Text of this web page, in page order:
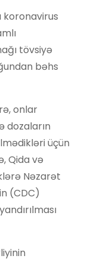
koronavirus
tövsiyə
bəhs
onlar
dozaların
üçün
Qida və
Nəzarət
(CDC)